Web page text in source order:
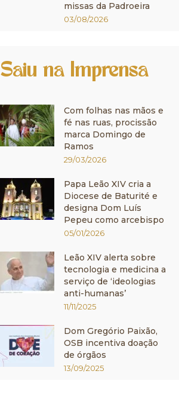
missas da Padroeira
03/08/2026
Saiu na Imprensa
Com folhas nas mãos e
fé nas ruas, procissão
marca Domingo de
Ramos
29/03/2026
Papa Leão XIV cria a
Diocese de Baturité e
designa Dom Luís
Pepeu como arcebispo
05/01/2026
Leão XIV alerta sobre
tecnologia e medicina a
serviço de ‘ideologias
anti-humanas’
11/11/2025
Dom Gregório Paixão,
OSB incentiva doação
de órgãos
13/09/2025